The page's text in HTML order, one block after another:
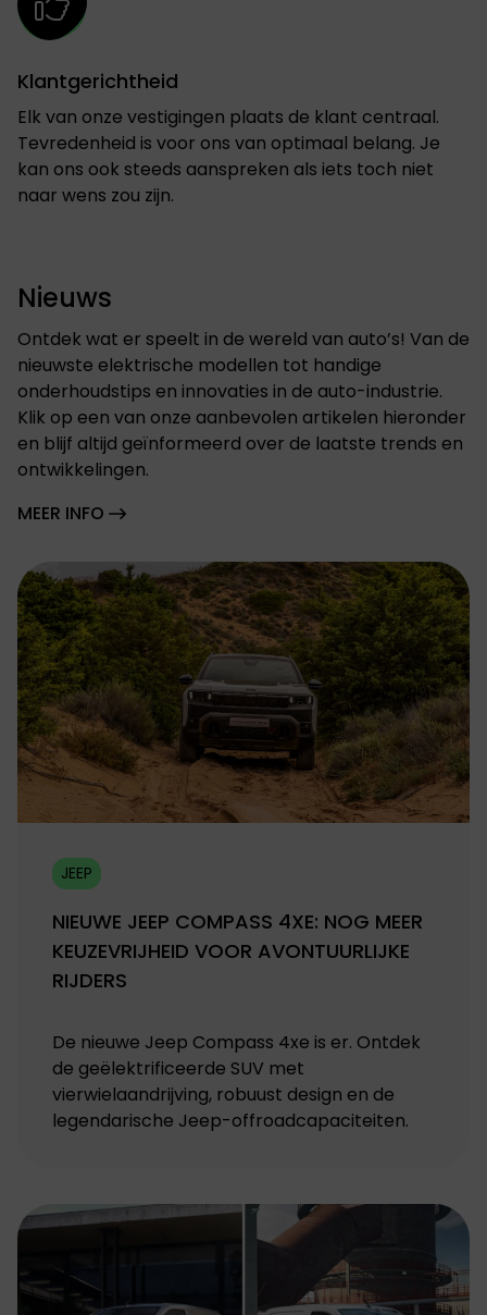
Klantgerichtheid
Elk van onze vestigingen plaats de klant centraal.
Tevredenheid is voor ons van optimaal belang. Je
kan ons ook steeds aanspreken als iets toch niet
naar wens zou zijn.
Nieuws
Ontdek wat er speelt in de wereld van auto’s! Van de
nieuwste elektrische modellen tot handige
onderhoudstips en innovaties in de auto-industrie.
Klik op een van onze aanbevolen artikelen hieronder
en blijf altijd geïnformeerd over de laatste trends en
ontwikkelingen.
MEER INFO
JEEP
NIEUWE JEEP COMPASS 4XE: NOG MEER
KEUZEVRIJHEID VOOR AVONTUURLIJKE
RIJDERS
De nieuwe Jeep Compass 4xe is er. Ontdek
de geëlektrificeerde SUV met
vierwielaandrijving, robuust design en de
legendarische Jeep-offroadcapaciteiten.